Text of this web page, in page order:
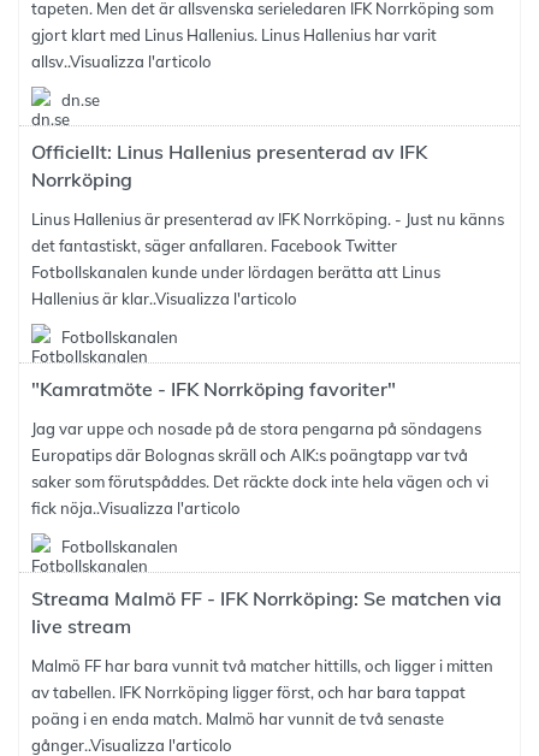
tapeten. Men det är allsvenska serieledaren IFK Norrköping som
gjort klart med Linus Hallenius. Linus Hallenius har varit
allsv..Visualizza l'articolo
dn.se
Officiellt: Linus Hallenius presenterad av IFK
Norrköping
Linus Hallenius är presenterad av IFK Norrköping. - Just nu känns
det fantastiskt, säger anfallaren. Facebook Twitter
Fotbollskanalen kunde under lördagen berätta att Linus
Hallenius är klar..Visualizza l'articolo
Fotbollskanalen
"Kamratmöte - IFK Norrköping favoriter"
Jag var uppe och nosade på de stora pengarna på söndagens
Europatips där Bolognas skräll och AIK:s poängtapp var två
saker som förutspåddes. Det räckte dock inte hela vägen och vi
fick nöja..Visualizza l'articolo
Fotbollskanalen
Streama Malmö FF - IFK Norrköping: Se matchen via
live stream
Malmö FF har bara vunnit två matcher hittills, och ligger i mitten
av tabellen. IFK Norrköping ligger först, och har bara tappat
poäng i en enda match. Malmö har vunnit de två senaste
gånger..Visualizza l'articolo